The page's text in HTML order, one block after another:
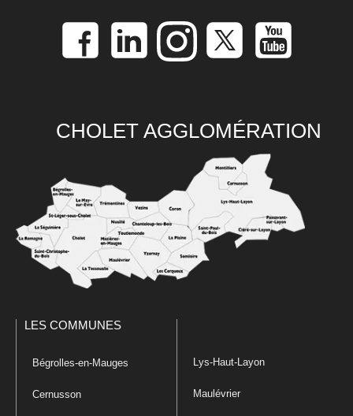
CHOLET AGGLOMÉRATION
LES COMMUNES
Bégrolles-en-Mauges
Cernusson
Lys-Haut-Layon
Maulévrier